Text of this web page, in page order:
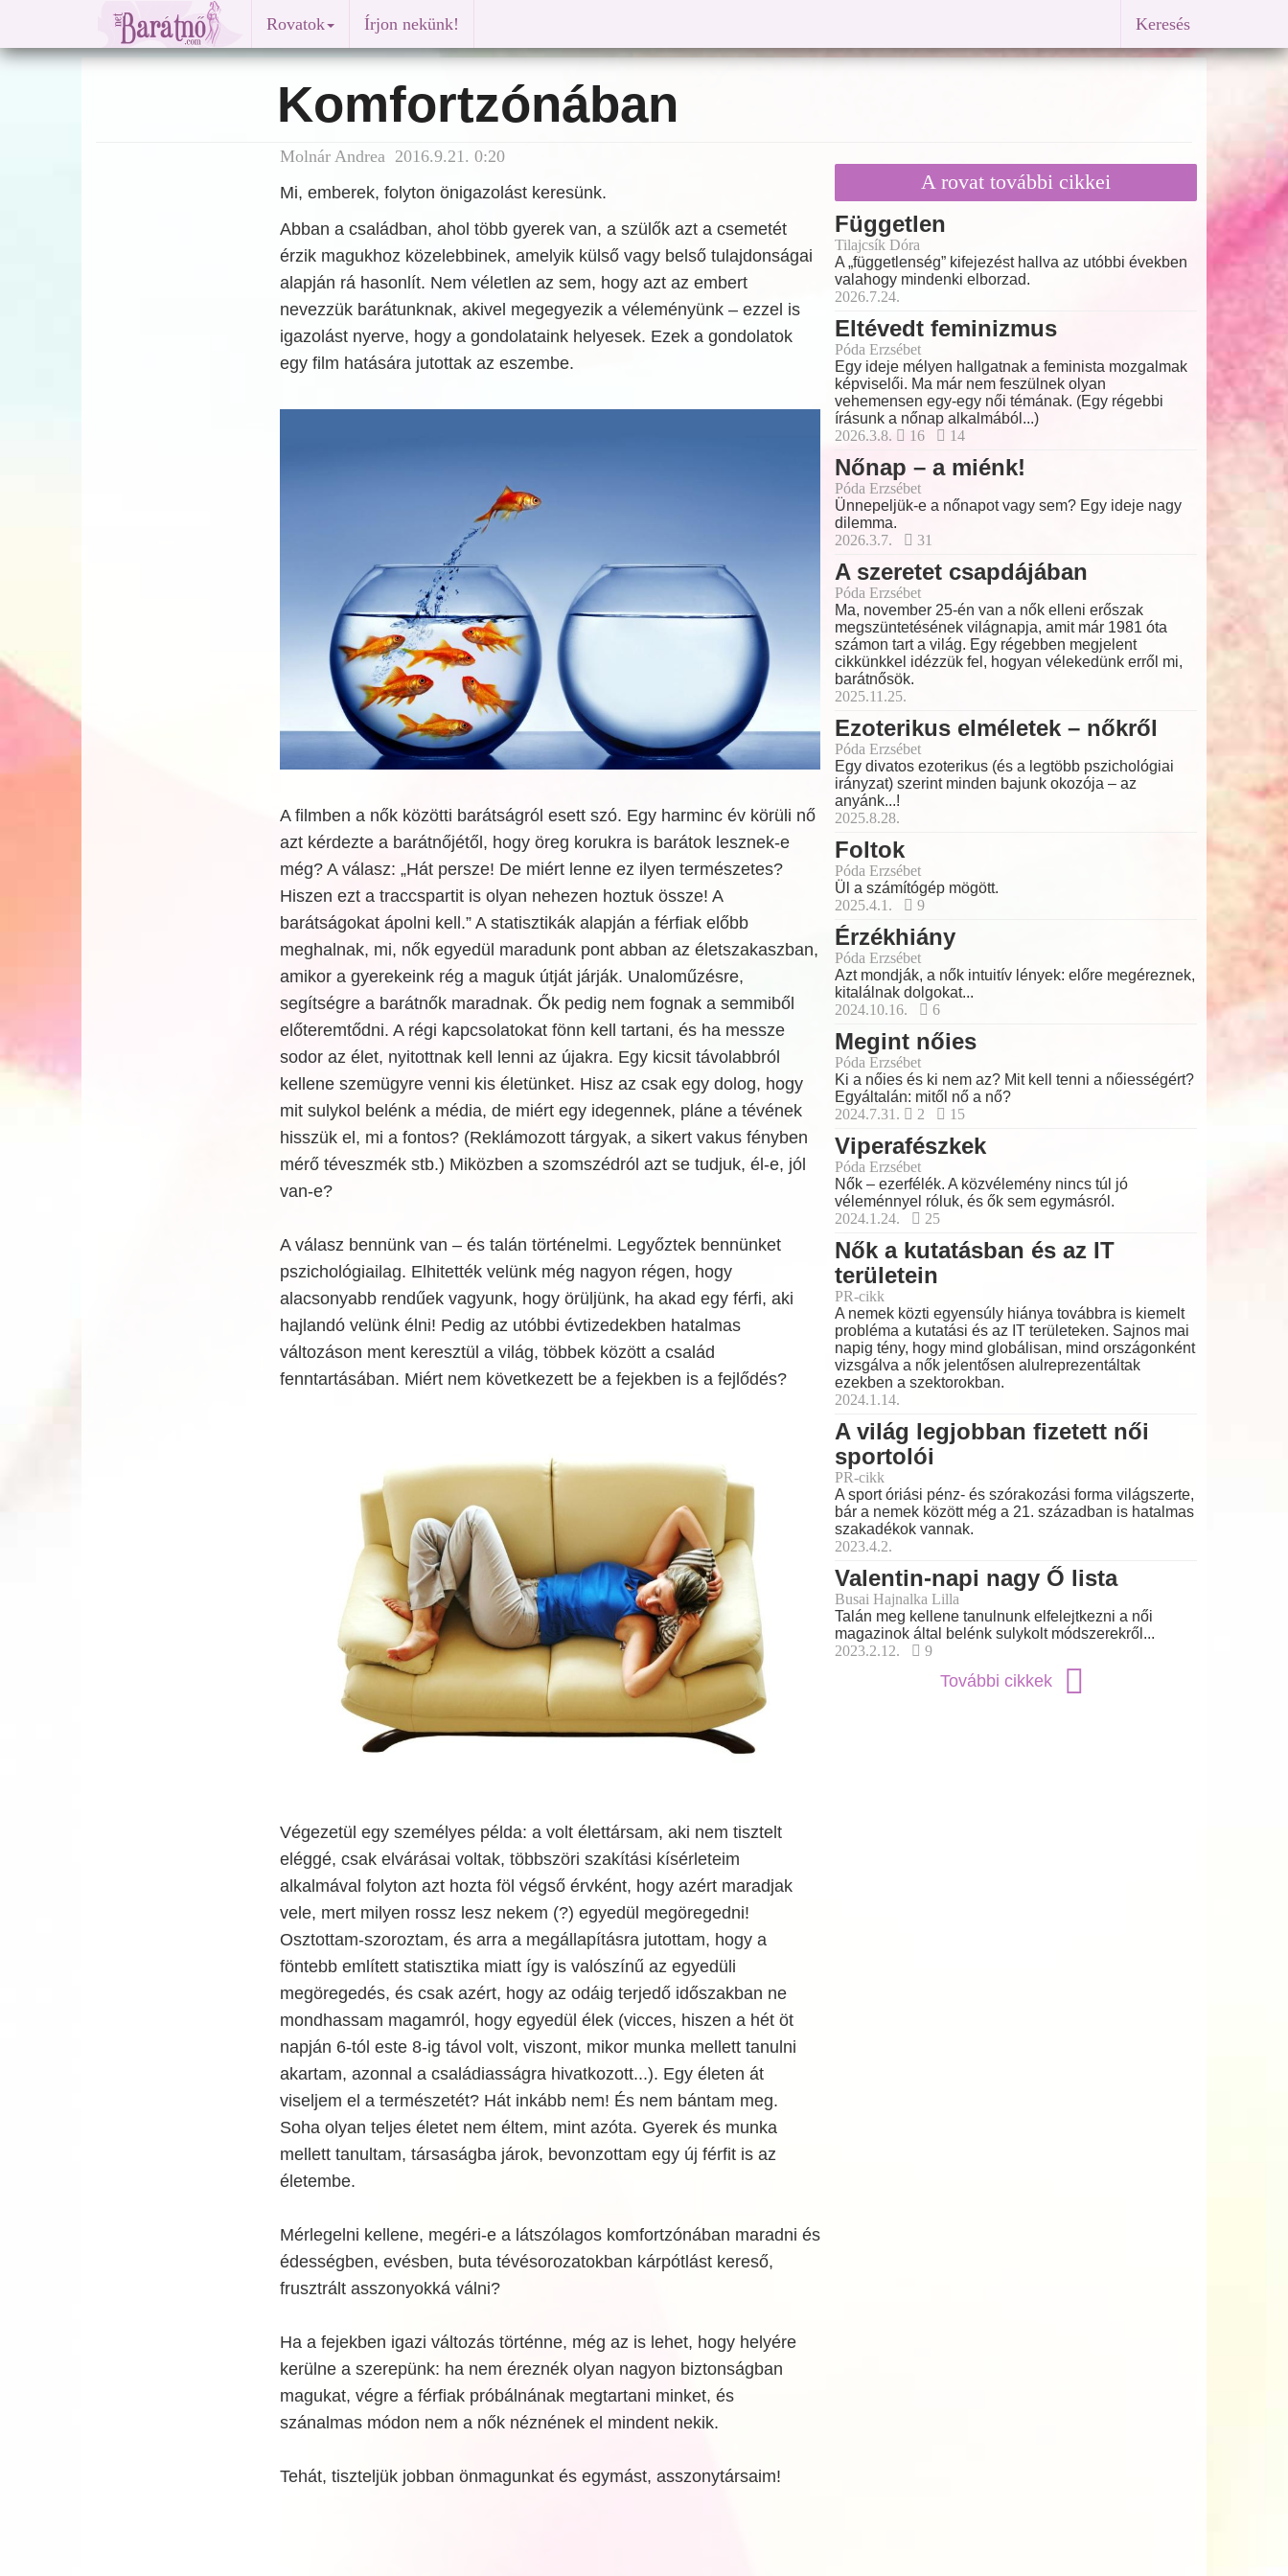
Rovatok Írjon nekünk! Keresés
Komfortzónában
Molnár Andrea 2016.9.21. 0:20
Mi, emberek, folyton önigazolást keresünk.
Abban a családban, ahol több gyerek van, a szülők azt a csemetét
érzik magukhoz közelebbinek, amelyik külső vagy belső tulajdonságai
alapján rá hasonlít. Nem véletlen az sem, hogy azt az embert
nevezzük barátunknak, akivel megegyezik a véleményünk – ezzel is
igazolást nyerve, hogy a gondolataink helyesek. Ezek a gondolatok
egy film hatására jutottak az eszembe.
A filmben a nők közötti barátságról esett szó. Egy harminc év körüli nő
azt kérdezte a barátnőjétől, hogy öreg korukra is barátok lesznek-e
még? A válasz: „Hát persze! De miért lenne ez ilyen természetes?
Hiszen ezt a traccspartit is olyan nehezen hoztuk össze! A
barátságokat ápolni kell.” A statisztikák alapján a férfiak előbb
meghalnak, mi, nők egyedül maradunk pont abban az életszakaszban,
amikor a gyerekeink rég a maguk útját járják. Unaloműzésre,
segítségre a barátnők maradnak. Ők pedig nem fognak a semmiből
előteremtődni. A régi kapcsolatokat fönn kell tartani, és ha messze
sodor az élet, nyitottnak kell lenni az újakra. Egy kicsit távolabbról
kellene szemügyre venni kis életünket. Hisz az csak egy dolog, hogy
mit sulykol belénk a média, de miért egy idegennek, pláne a tévének
hisszük el, mi a fontos? (Reklámozott tárgyak, a sikert vakus fényben
mérő téveszmék stb.) Miközben a szomszédról azt se tudjuk, él-e, jól
van-e?
A válasz bennünk van – és talán történelmi. Legyőztek bennünket
pszichológiailag. Elhitették velünk még nagyon régen, hogy
alacsonyabb rendűek vagyunk, hogy örüljünk, ha akad egy férfi, aki
hajlandó velünk élni! Pedig az utóbbi évtizedekben hatalmas
változáson ment keresztül a világ, többek között a család
fenntartásában. Miért nem következett be a fejekben is a fejlődés?
Végezetül egy személyes példa: a volt élettársam, aki nem tisztelt
eléggé, csak elvárásai voltak, többszöri szakítási kísérleteim
alkalmával folyton azt hozta föl végső érvként, hogy azért maradjak
vele, mert milyen rossz lesz nekem (?) egyedül megöregedni!
Osztottam-szoroztam, és arra a megállapításra jutottam, hogy a
föntebb említett statisztika miatt így is valószínű az egyedüli
megöregedés, és csak azért, hogy az odáig terjedő időszakban ne
mondhassam magamról, hogy egyedül élek (vicces, hiszen a hét öt
napján 6-tól este 8-ig távol volt, viszont, mikor munka mellett tanulni
akartam, azonnal a családiasságra hivatkozott...). Egy életen át
viseljem el a természetét? Hát inkább nem! És nem bántam meg.
Soha olyan teljes életet nem éltem, mint azóta. Gyerek és munka
mellett tanultam, társaságba járok, bevonzottam egy új férfit is az
életembe.
Mérlegelni kellene, megéri-e a látszólagos komfortzónában maradni és
édességben, evésben, buta tévésorozatokban kárpótlást kereső,
frusztrált asszonyokká válni?
Ha a fejekben igazi változás történne, még az is lehet, hogy helyére
kerülne a szerepünk: ha nem éreznék olyan nagyon biztonságban
magukat, végre a férfiak próbálnának megtartani minket, és
szánalmas módon nem a nők néznének el mindent nekik.
Tehát, tiszteljük jobban önmagunkat és egymást, asszonytársaim!
A rovat további cikkei
Független
Tilajcsík Dóra
A „függetlenség” kifejezést hallva az utóbbi években
valahogy mindenki elborzad.
2026.7.24.
Eltévedt feminizmus
Póda Erzsébet
Egy ideje mélyen hallgatnak a feminista mozgalmak
képviselői. Ma már nem feszülnek olyan
vehemensen egy-egy női témának. (Egy régebbi
írásunk a nőnap alkalmából...)
2026.3.8.
16 14
Nőnap – a miénk!
Póda Erzsébet
Ünnepeljük-e a nőnapot vagy sem? Egy ideje nagy
dilemma.
2026.3.7.
31
A szeretet csapdájában
Póda Erzsébet
Ma, november 25-én van a nők elleni erőszak
megszüntetésének világnapja, amit már 1981 óta
számon tart a világ. Egy régebben megjelent
cikkünkkel idézzük fel, hogyan vélekedünk erről mi,
barátnősök.
2025.11.25.
Ezoterikus elméletek – nőkről
Póda Erzsébet
Egy divatos ezoterikus (és a legtöbb pszichológiai
irányzat) szerint minden bajunk okozója – az
anyánk...!
2025.8.28.
Foltok
Póda Erzsébet
Ül a számítógép mögött.
2025.4.1.
9
Érzékhiány
Póda Erzsébet
Azt mondják, a nők intuitív lények: előre megéreznek,
kitalálnak dolgokat...
2024.10.16.
6
Megint nőies
Póda Erzsébet
Ki a nőies és ki nem az? Mit kell tenni a nőiességért?
Egyáltalán: mitől nő a nő?
2024.7.31.
2 15
Viperafészkek
Póda Erzsébet
Nők – ezerfélék. A közvélemény nincs túl jó
véleménnyel róluk, és ők sem egymásról.
2024.1.24.
25
Nők a kutatásban és az IT
területein
PR-cikk
A nemek közti egyensúly hiánya továbbra is kiemelt
probléma a kutatási és az IT területeken. Sajnos mai
napig tény, hogy mind globálisan, mind országonként
vizsgálva a nők jelentősen alulreprezentáltak
ezekben a szektorokban.
2024.1.14.
A világ legjobban fizetett női
sportolói
PR-cikk
A sport óriási pénz- és szórakozási forma világszerte,
bár a nemek között még a 21. században is hatalmas
szakadékok vannak.
2023.4.2.
Valentin-napi nagy Ő lista
Busai Hajnalka Lilla
Talán meg kellene tanulnunk elfelejtkezni a női
magazinok által belénk sulykolt módszerekről...
2023.2.12.
9
További cikkek